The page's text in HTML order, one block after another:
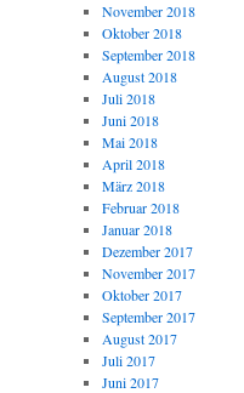
November 2018
Oktober 2018
September 2018
August 2018
Juli 2018
Juni 2018
Mai 2018
April 2018
März 2018
Februar 2018
Januar 2018
Dezember 2017
November 2017
Oktober 2017
September 2017
August 2017
Juli 2017
Juni 2017